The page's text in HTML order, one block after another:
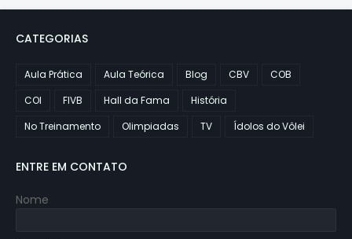
CATEGORIAS
Aula Prática Aula Teórica Blog CBV
COB
COI
FIVB Hall da Fama
História
No Treinamento
Olimpiadas TV Ídolos do Vôlei
ENTRE EM CONTATO
Nome